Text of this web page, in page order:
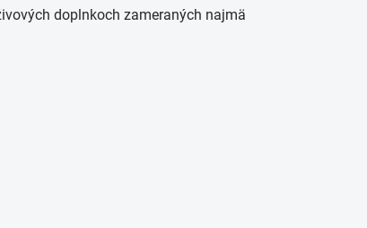
doplnkoch zameraných najmä